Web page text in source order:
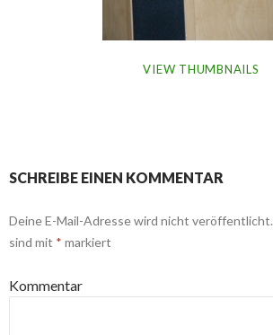
VIEW THUMBNAILS
SCHREIBE EINEN KOMMENTAR
Deine E-Mail-Adresse wird nicht veröffentlicht.
sind mit * markiert
Kommentar